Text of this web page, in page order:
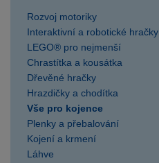
Shopping Park Zličín
SPARKYS Praha Fashion
Arena Outlet
SPARKYS Praha Hlavní
nádraží
SPARKYS Praha OC
Novo Plaza
SPARKYS Praha OC
Rozvoj motoriky
Interaktivní a robotické hračky
LEGO® pro nejmenší
Chrastítka a kousátka
Dřevěné hračky
Hrazdičky a chodítka
Vše pro kojence
Plenky a přebalování
Kojení a krmení
Láhve